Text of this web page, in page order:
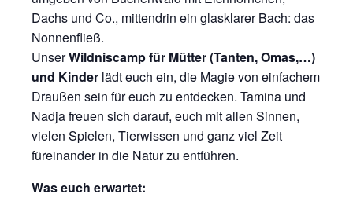
Dachs und Co., mittendrin ein glasklarer Bach: das
Nonnenfließ.
UnserWildniscamp für Mütter (Tanten, Omas,…)
und Kinder lädt euch ein, die Magie von einfachem
Draußen sein für euch zu entdecken. Tamina und
Nadja freuen sich darauf, euch mit allen Sinnen,
vielen Spielen, Tierwissen und ganz viel Zeit
füreinander in die Natur zu entführen.
Was euch erwartet: